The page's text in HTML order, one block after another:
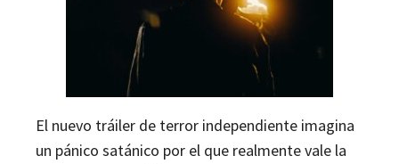
El nuevo tráiler de terror independiente imagina
un pánico satánico por el que realmente vale la